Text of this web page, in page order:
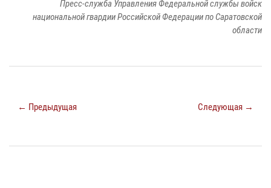
Пресс-служба Управления Федеральной службы войск
национальной гвардии Российской Федерации по Саратовской
области
← Предыдущая Следующая →